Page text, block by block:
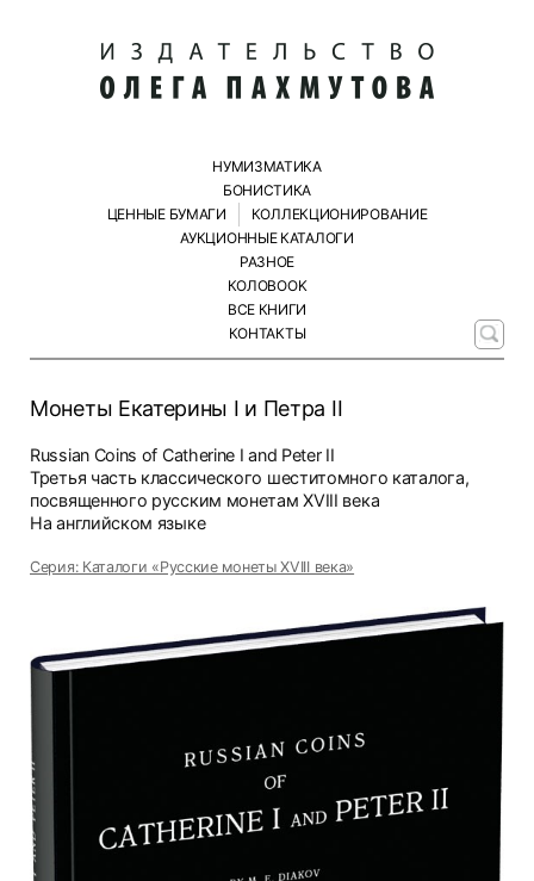
НУМИЗМАТИКА
БОНИСТИКА
ЦЕННЫЕ БУМАГИ
КОЛЛЕКЦИОНИРОВАНИЕ
АУКЦИОННЫЕ КАТАЛОГИ
РАЗНОЕ
КОЛОBOOK
ВСЕ КНИГИ
КОНТАКТЫ
Монеты Екатерины I и Петра II
Russian Coins of Catherine I and Peter II
Третья часть классического шеститомного каталога,
посвященного русским монетам XVIII века
На английском языке
Серия: Каталоги «Русские монеты XVIII века»